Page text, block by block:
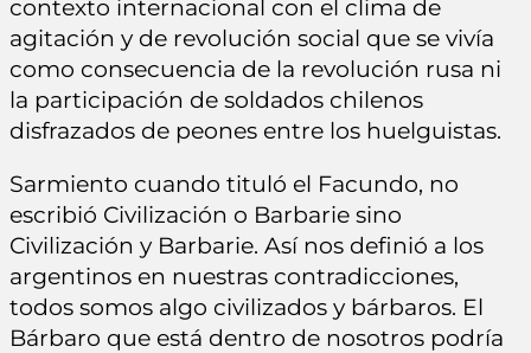
contexto internacional con el clima de
agitación y de revolución social que se vivía
como consecuencia de la revolución rusa ni
la participación de soldados chilenos
disfrazados de peones entre los huelguistas.
Sarmiento cuando tituló el Facundo, no
escribió Civilización o Barbarie sino
Civilización y Barbarie. Así nos definió a los
argentinos en nuestras contradicciones,
todos somos algo civilizados y bárbaros. El
Bárbaro que está dentro de nosotros podría